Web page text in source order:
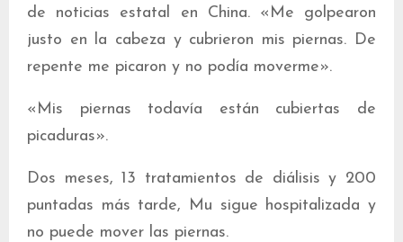
de noticias estatal en China. «Me golpearon
justo en la cabeza y cubrieron mis piernas. De
repente me picaron y no podía moverme».
«Mis piernas todavía están cubiertas de
picaduras».
Dos meses, 13 tratamientos de diálisis y 200
puntadas más tarde, Mu sigue hospitalizada y
no puede mover las piernas.